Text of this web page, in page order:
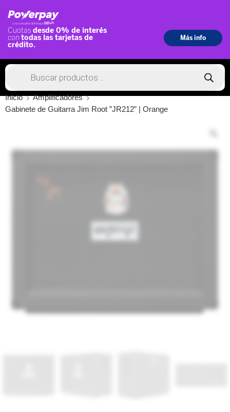
Inicio
Amplificadores
Gabinete de Guitarra Jim Root ”JR212” | Orange